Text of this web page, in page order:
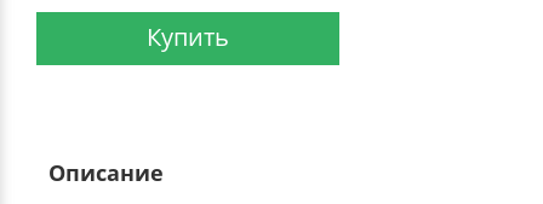
Купить
Описание